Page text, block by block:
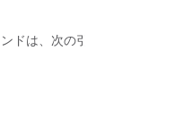
ドは、次の引数を使用します。